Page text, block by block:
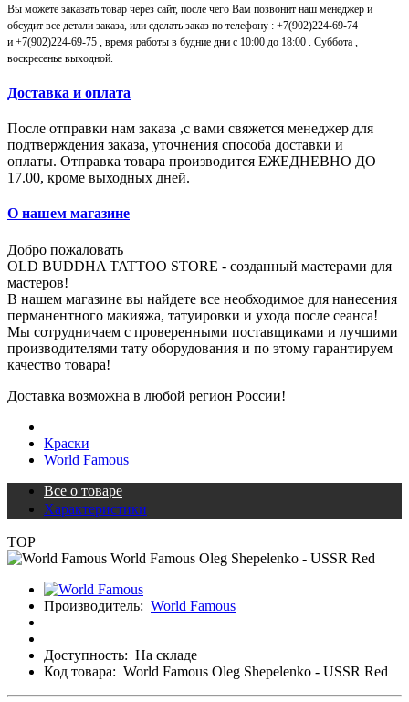
Вы можете заказать товар через сайт, после чего Вам позвонит наш менеджер и
обсудит все детали заказа, или сделать заказ по телефону : +7(902)224-69-74
и +7(902)224-69-75
, время работы в будние дни с 10:00 до 18:00 . Суббота ,
воскресенье выходной.
Доставка и оплата
После отправки нам заказа ,с вами свяжется менеджер для
подтверждения заказа, уточнения способа доставки и
оплаты. Отправка товара производится ЕЖЕДНЕВНО ДО
17.00, кроме выходных дней.
О нашем магазине
Добро пожаловать
OLD BUDDHA TATTOO STORE - созданный мастерами для
мастеров!
В нашем магазине вы найдете все необходимое для нанесения
перманентного макияжа, татуировки и ухода после сеанса!
Мы сотрудничаем с проверенными поставщиками и лучшими
производителями тату оборудования и по этому гарантируем
качество товара!
Доставка возможна в любой регион России!
Краски
World Famous
Все о товаре
Характеристики
TOP
Производитель: World Famous
Доступность: На складе
Код товара: World Famous Oleg Shepelenko - USSR Red